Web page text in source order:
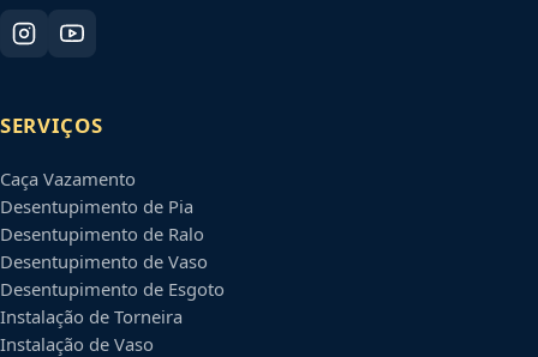
SERVIÇOS
Caça Vazamento
Desentupimento de Pia
Desentupimento de Ralo
Desentupimento de Vaso
Desentupimento de Esgoto
Instalação de Torneira
Instalação de Vaso